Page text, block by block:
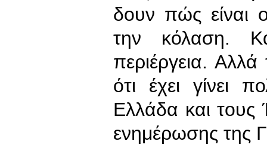
δουν πώς είναι
την κόλαση.
περιέργεια.
ότι έχει γίνει
Ελλάδα και
ενημέρωσης της